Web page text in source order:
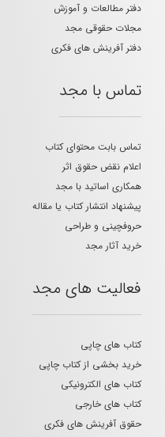
دفتر مطالعات و آموزش
مجلات حقوقی مجد
دفتر آفرینش های فکری
تماس با مجد
تماس بابت محتوای کتاب
اعلام نقض حقوق اثر
همکاری اساتید با مجد
پیشنهاد انتشار کتاب یا مقاله
حروفچینی و طراحی
خرید آثار مجد
فعالیت های مجد
کتاب های چاپی
خرید بخشی از کتاب چاپی
کتاب های الکترونیکی
کتاب های خارجی
حقوق آفرینش های فکری